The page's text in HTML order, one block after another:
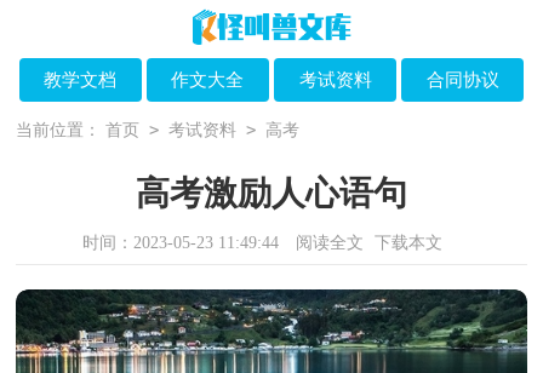
教学文档 作文大全 考试资料 合同协议
当前位置： 首页 > 考试资料 > 高考
高考激励人心语句
时间：2023-05-23 11:49:44 阅读全文 下载本文